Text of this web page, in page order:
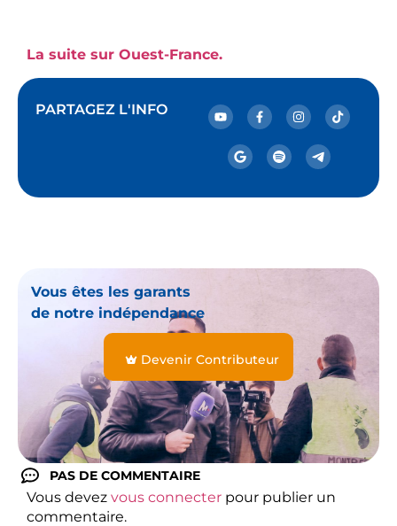
La suite sur Ouest-France.
PARTAGEZ L'INFO
Vous êtes les garants
de notre indépendance
Devenir Contributeur
PAS DE COMMENTAIRE
Vous devez vous connecter pour publier un
commentaire.